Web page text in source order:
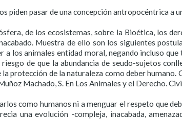
piden pasar de una concepción antropocéntrica a
de los ecosistemas, sobre la Bioética, los
Muestra de ello son los siguientes
los animales entidad moral, negando incluso
de que la abundancia de seudo-sujetos
protección de la naturaleza como deber humano.
Machado, S. En Los Animales y el Derecho.
como humanos ni a menguar el respeto que
una evolución -compleja, inacabada,